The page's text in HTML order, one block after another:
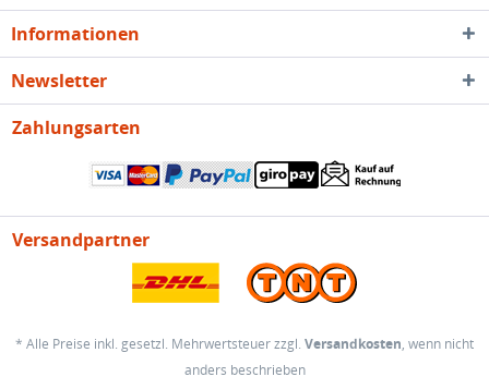
Informationen
Newsletter
Zahlungsarten
Versandpartner
* Alle Preise inkl. gesetzl. Mehrwertsteuer zzgl. Versandkosten, wenn nicht
anders beschrieben